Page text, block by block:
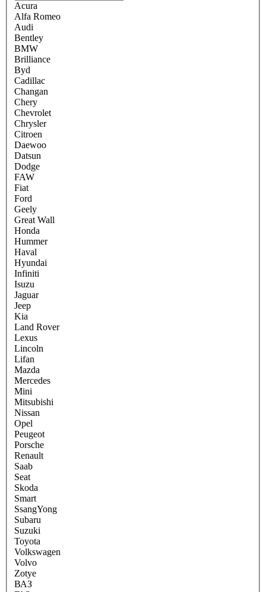
Acura
Alfa Romeo
Audi
Bentley
BMW
Brilliance
Byd
Cadillac
Changan
Chery
Chevrolet
Chrysler
Citroen
Daewoo
Datsun
Dodge
FAW
Fiat
Ford
Geely
Great Wall
Honda
Hummer
Haval
Hyundai
Infiniti
Isuzu
Jaguar
Jeep
Kia
Land Rover
Lexus
Lincoln
Lifan
Mazda
Mercedes
Mini
Mitsubishi
Nissan
Opel
Peugeot
Porsche
Renault
Saab
Seat
Skoda
Smart
SsangYong
Subaru
Suzuki
Toyota
Volkswagen
Volvo
Zotye
ВАЗ